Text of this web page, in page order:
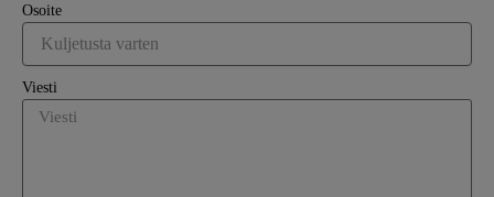
Osoite
Viesti